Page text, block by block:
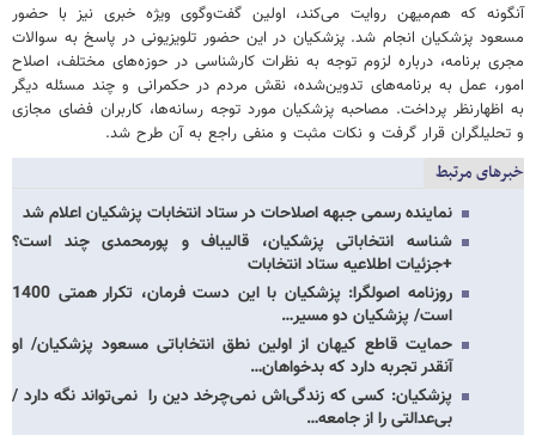
آنگونه که هم‌میهن روایت می‌کند، اولین گفت‌وگوی ویژه خبری نیز با حضور
مسعود پزشکیان انجام شد. پزشکیان در این حضور تلویزیونی در پاسخ به سوالات
مجری برنامه، درباره لزوم توجه به نظرات کارشناسی در حوزه‌های مختلف، اصلاح
امور، عمل به برنامه‌های تدوین‌شده، نقش مردم در حکمرانی و چند مسئله دیگر
به اظهارنظر پرداخت. مصاحبه پزشکیان مورد توجه رسانه‌ها، کاربران فضای مجازی
و تحلیلگران قرار گرفت و نکات مثبت و منفی راجع به آن طرح شد.
خبرهای مرتبط
نماینده رسمی جبهه اصلاحات در ستاد انتخابات پزشکیان اعلام شد
شناسه انتخاباتی پزشکیان، قالیباف و پورمحمدی چند است؟
+جزئیات اطلاعیه ستاد انتخابات
روزنامه اصولگرا: پزشکیان با این دست فرمان، تکرار همتی 1400
است/ پزشکیان دو مسیر…
حمایت قاطع کیهان از اولین نطق انتخاباتی مسعود پزشکیان/ او
آنقدر تجربه دارد که بدخواهان…
پزشکیان: کسی که زندگی‌اش نمی‌چرخد دین را نمی‌تواند نگه دارد /
بی‌عدالتی را از جامعه…